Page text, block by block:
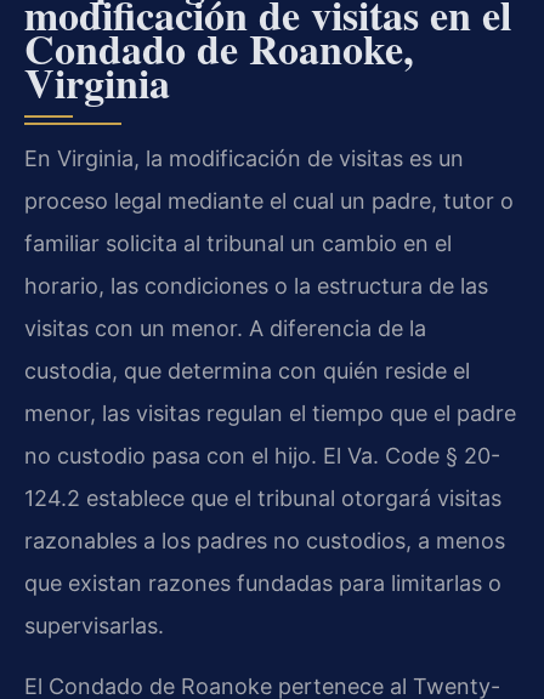
modificación de visitas en el
Condado de Roanoke,
Virginia
En Virginia, la modificación de visitas es un
proceso legal mediante el cual un padre, tutor o
familiar solicita al tribunal un cambio en el
horario, las condiciones o la estructura de las
visitas con un menor. A diferencia de la
custodia, que determina con quién reside el
menor, las visitas regulan el tiempo que el padre
no custodio pasa con el hijo. El Va. Code § 20-
124.2 establece que el tribunal otorgará visitas
razonables a los padres no custodios, a menos
que existan razones fundadas para limitarlas o
supervisarlas.
El Condado de Roanoke pertenece al Twenty-